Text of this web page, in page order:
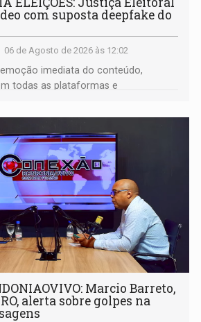
com suposta deepfake do
06 de Agosto de 2026 às 12:02
imediata do conteúdo,
todas as plataformas e
Marcio Barreto,
alerta sobre golpes na